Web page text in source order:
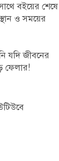
বইয়ের শেষে
ও সময়ের
যদি জীবনের
ফেলার!